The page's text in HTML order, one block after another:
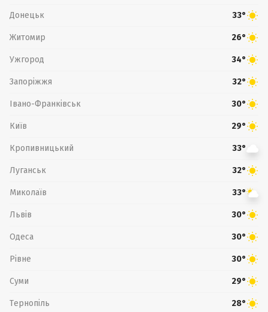
Донецьк 33°
Житомир 26°
Ужгород 34°
Запоріжжя 32°
Івано-Франківськ 30°
Київ 29°
Кропивницький 33°
Луганськ 32°
Миколаїв 33°
Львів 30°
Одеса 30°
Рівне 30°
Суми 29°
Тернопіль 28°